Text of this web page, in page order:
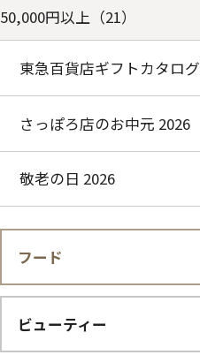
50,000円以上 （21）
東急百貨店ギフトカタロ
さっぽろ店のお中元 2026
敬老の日 2026
フード
ビューティー